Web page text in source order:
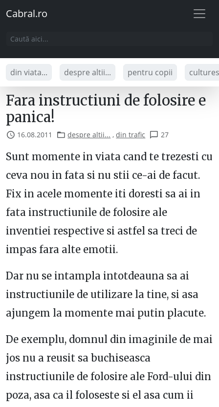
Cabral.ro
din viata... despre altii... pentru copii
Fara instructiuni de folosire e
panica!
16.08.2011 despre altii... ,din trafic 27
Sunt momente in viata cand te trezesti cu
ceva nou in fata si nu stii ce-ai de facut.
Fix in acele momente iti doresti sa ai in
fata instructiunile de folosire ale
inventiei respective si astfel sa treci de
impas fara alte emotii.
Dar nu se intampla intotdeauna sa ai
instructiunile de utilizare la tine, si asa
ajungem la momente mai putin placute.
De exemplu, domnul din imaginile de mai
jos nu a reusit sa buchiseasca
instructiunile de folosire ale Ford-ului din
poza, asa ca il foloseste si el asa cum ii